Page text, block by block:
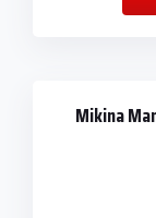
Mikina